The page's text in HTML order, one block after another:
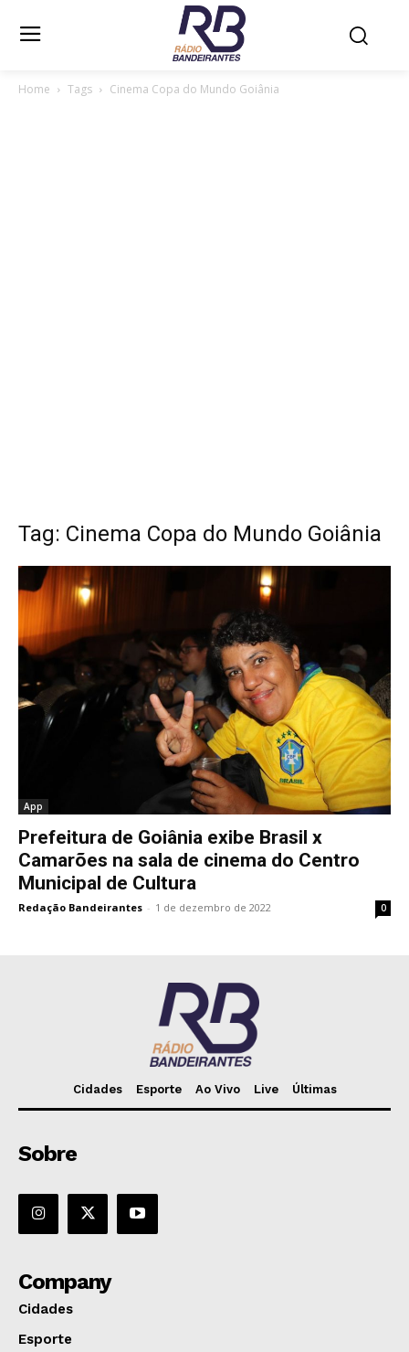
Home Tags Cinema Copa do Mundo Goiânia
Tag: Cinema Copa do Mundo Goiânia
App
Prefeitura de Goiânia exibe Brasil x
Camarões na sala de cinema do Centro
Municipal de Cultura
Redação Bandeirantes - 1 de dezembro de 2022 0
Cidades Esporte Ao Vivo Live Últimas
Sobre
Company
Cidades
Esporte